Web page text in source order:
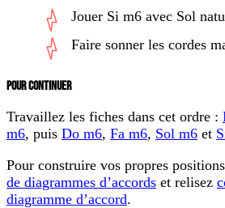
Jouer Si m6 avec Sol
Faire sonner les cordes
POUR CONTINUER
Travaillez les fiches dans cet ordre :
m6, puis Do m6, Fa m6, Sol m6 et
Pour construire vos propres
de diagrammes d’accords et relisez
diagramme d’accord.